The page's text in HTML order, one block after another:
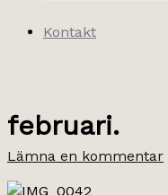
Kontakt
februari.
Lämna en kommentar